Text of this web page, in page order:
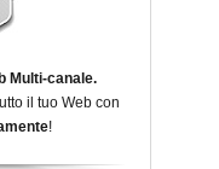
Multi-canale.
il tuo Web con
!